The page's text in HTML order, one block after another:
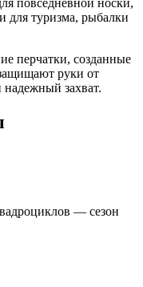
для туризма, рыбалки
перчатки, созданные
руки от
надежный захват.
— сезон